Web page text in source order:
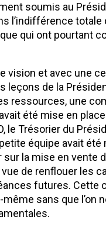
soumis au
l’indifférence
qui ont pourtant
vision et avec une
leçons de la
ressources, une
été mise en
le Trésorier du
équipe avait été
sur la mise en vente
de renflouer les
futures. Cette
même sans que l’on